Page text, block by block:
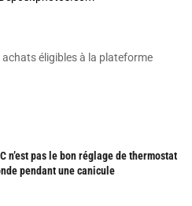
éligibles à la plateforme
n’est pas le bon réglage de thermostat
pendant une canicule